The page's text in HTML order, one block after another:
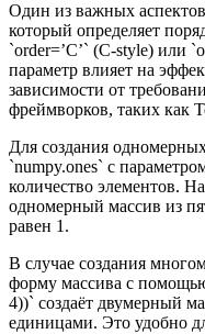
Один из важных
который определяет
`order=’C’` (C-style) или
параметр влияет на
зависимости от
фреймворков, таких как
Для создания
`numpy.ones` с
количество элементов.
одномерный массив из
равен 1.
В случае создания
форму массива с
4))` создаёт двумерный
единицами. Это удобно